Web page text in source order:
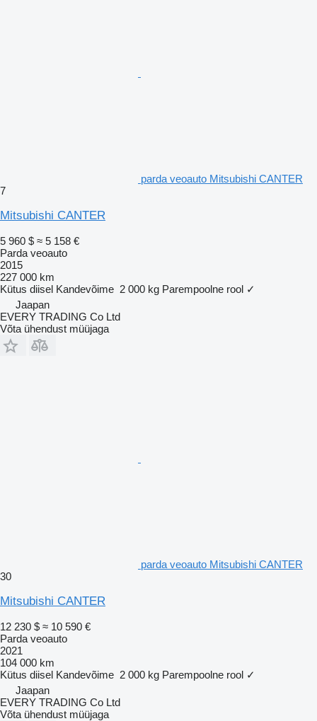
parda veoauto Mitsubishi CANTER
7
Mitsubishi CANTER
5 960 $ ≈ 5 158 €
Parda veoauto
2015
227 000 km
Kütus diisel Kandevõime 2 000 kg Parempoolne rool ✓
Jaapan
EVERY TRADING Co Ltd
Võta ühendust müüjaga
parda veoauto Mitsubishi CANTER
30
Mitsubishi CANTER
12 230 $ ≈ 10 590 €
Parda veoauto
2021
104 000 km
Kütus diisel Kandevõime 2 000 kg Parempoolne rool ✓
Jaapan
EVERY TRADING Co Ltd
Võta ühendust müüjaga